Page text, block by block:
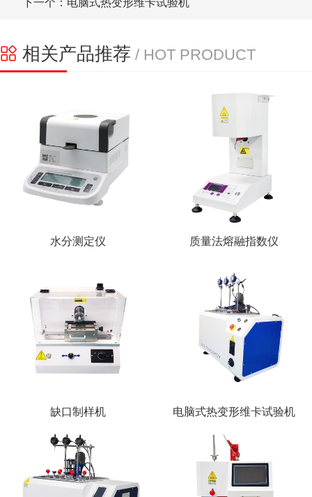
下一个：电脑式热变形维卡试验机
相关产品推荐 / HOT PRODUCT
水分测定仪 质量法熔融指数仪
缺口制样机 电脑式热变形维卡试验机